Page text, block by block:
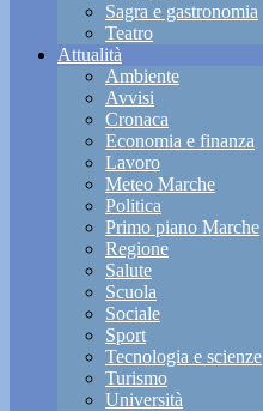
Sagra e gastronomia
Teatro
Attualità
Ambiente
Avvisi
Cronaca
Economia e finanza
Lavoro
Meteo Marche
Politica
Primo piano Marche
Regione
Salute
Scuola
Sociale
Sport
Tecnologia e scienze
Turismo
Università